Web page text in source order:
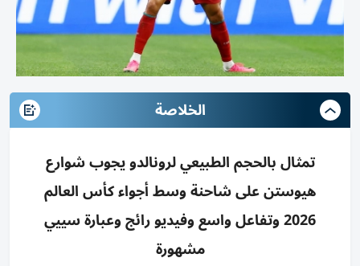
الخلاصة
تمثال بالحجم الطبيعي لرونالدو يجوب شوارع
هيوستن على شاحنة وسط أجواء كأس العالم
2026 وتفاعل واسع وفيديو رائج وعبارة سييي
مشهورة